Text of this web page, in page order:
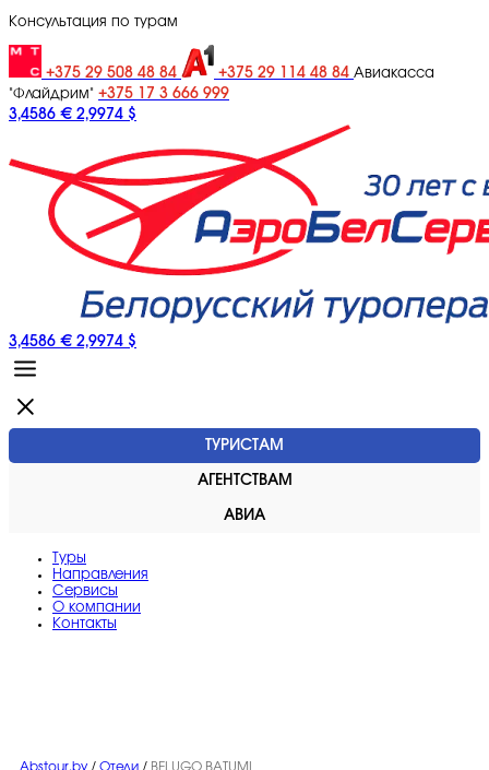
Консультация по турам
+375 29 508 48 84 +375 29 114 48 84 Авиакасса
"Флайдрим" +375 17 3 666 999
3,4586 € 2,9974 $
3,4586 € 2,9974 $
ТУРИСТАМ
АГЕНТСТВАМ
АВИА
Туры
Направления
Сервисы
O компании
Контакты
Abstour.by / Отели / BELUGO BATUMI